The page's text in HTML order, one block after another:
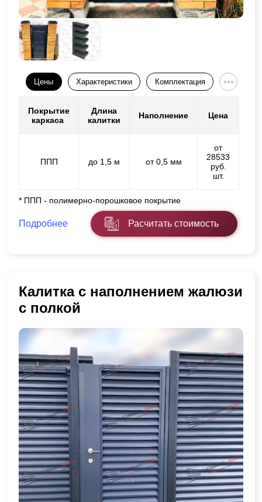
Цены Характеристики Комплектация
Покрытие
каркаса
Длина
калитки
Наполнение Цена
ППП до 1,5 м от 0,5 мм
от
28533
руб.
шт.
* ППП - полимерно-порошковое покрытие
Подробнее Расчитать стоимость
Калитка с наполнением жалюзи
с полкой